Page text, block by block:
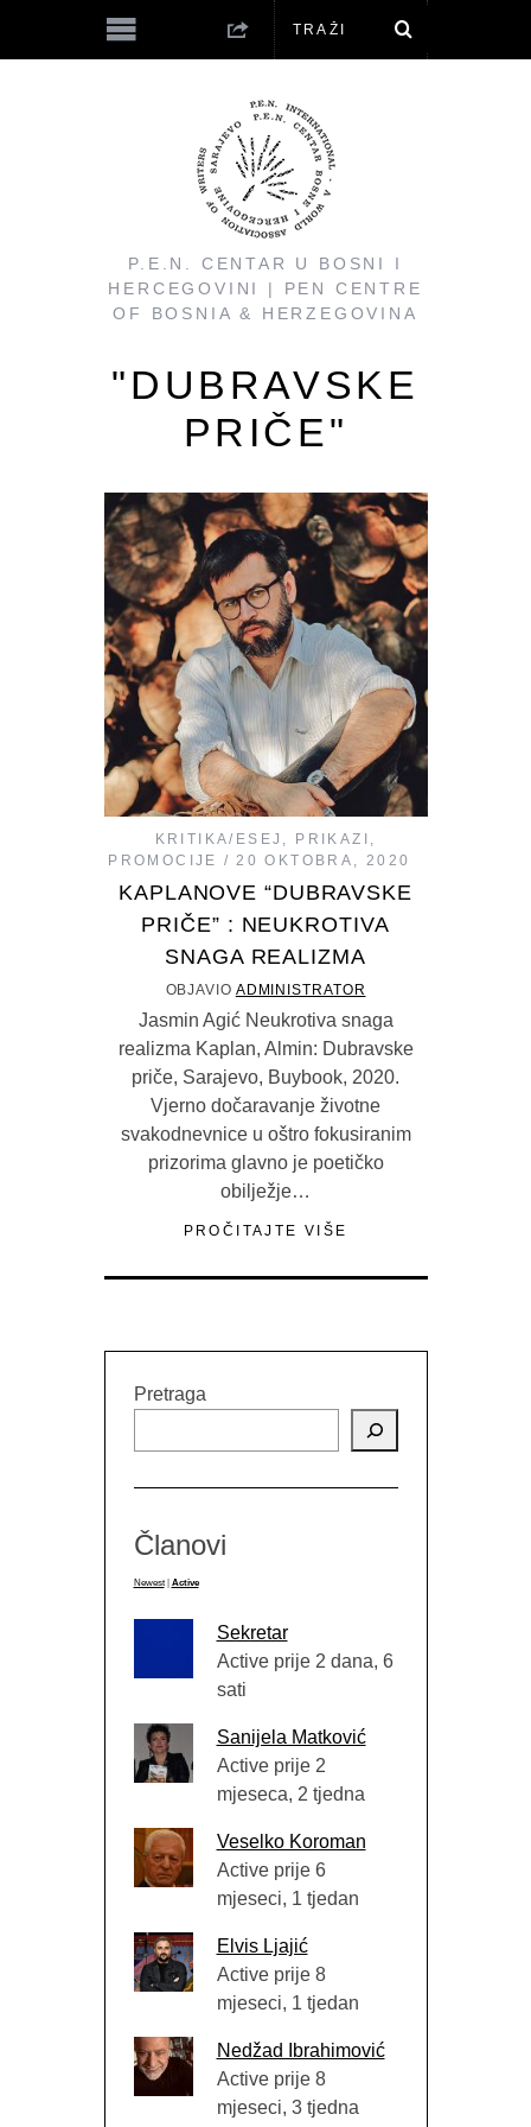
P.E.N. CENTAR U BOSNI I
HERCEGOVINI | PEN CENTRE
OF BOSNIA & HERZEGOVINA
"DUBRAVSKE
PRIČE"
KRITIKA/ESEJ , PRIKAZI ,
PROMOCIJE
20 OKTOBRA, 2020
KAPLANOVE “DUBRAVSKE
PRIČE” : NEUKROTIVA
SNAGA REALIZMA
OBJAVIO ADMINISTRATOR
Jasmin Agić Neukrotiva snaga
realizma Kaplan, Almin: Dubravske
priče, Sarajevo, Buybook, 2020.
Vjerno dočaravanje životne
svakodnevnice u oštro fokusiranim
prizorima glavno je poetičko
obilježje…
PROČITAJTE VIŠE
Pretraga
Članovi
Newest Active
Sekretar
Active prije 2 dana, 6
sati
Sanijela Matković
Active prije 2
mjeseca, 2 tjedna
Veselko Koroman
Active prije 6
mjeseci, 1 tjedan
Elvis Ljajić
Active prije 8
mjeseci, 1 tjedan
Nedžad Ibrahimović
Active prije 8
mjeseci, 3 tjedna